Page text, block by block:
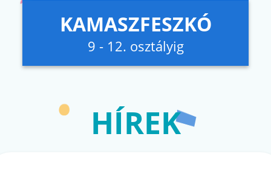
KAMASZFESZKÓ
9 - 12. osztályig
HÍREK